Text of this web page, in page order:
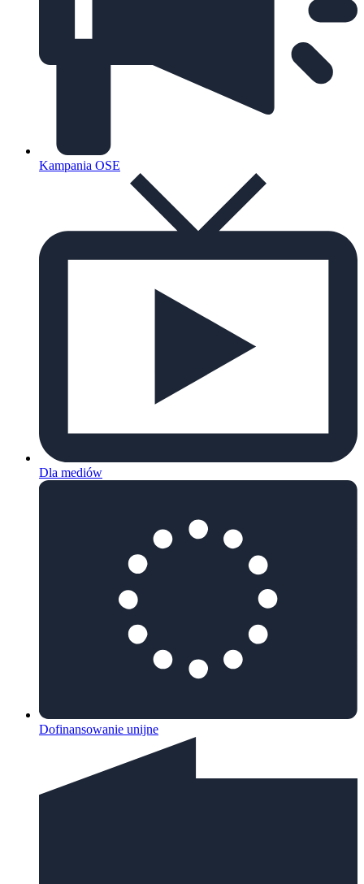
Kampania OSE
Dla mediów
Dofinansowanie unijne